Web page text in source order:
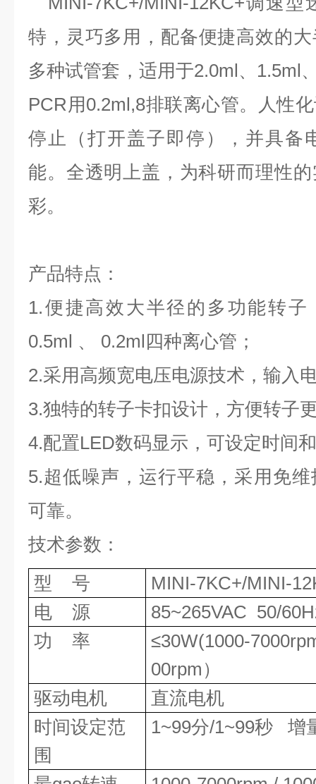
特，灵巧多用，配备便捷高效的
多种试管套，适用于2.0ml、1.5ml
PCR用0.2ml,8排联离心管。人性
停止（打开盖子即停），并具备
能。全透明上盖，为科研而理性
彩。
产品特点 ：
1.便捷高效大半径的 多功能转子
0.5ml 、 0.2ml四种离心管 ；
2.采用高频宽电压电源技术，输入
3.独特的转子卡扣设计，方便转子
4.配置LED数码显示，可设定时间
5.超低噪声，运行平稳，采用免
可靠。
技术参数 ：
型
号 MINI-7KC+/MINI-12
电
源 85~265VAC 50/60H
功
率 ≤30W(1000-
00rpm ）
驱动电机
直流电机
时间设定范
围
1~99分/1~99秒 增